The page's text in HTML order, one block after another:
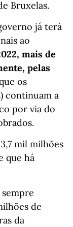
Bruxelas.
já terá
ao
mais de
pelas
os
continuam a
por via do
mil milhões
que há
de
da